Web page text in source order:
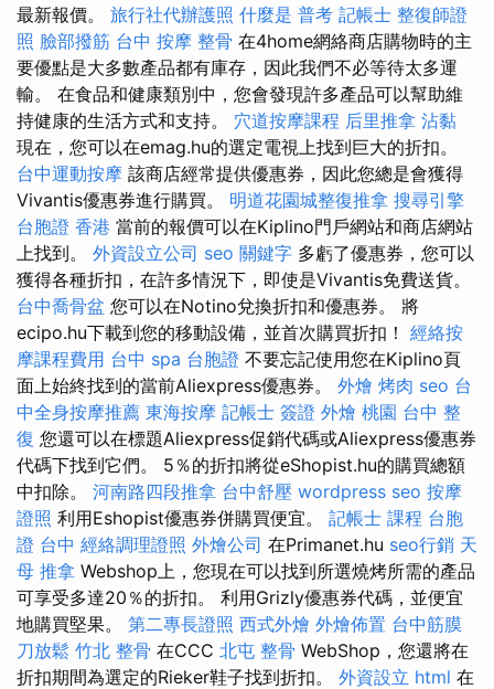
最新報價。 旅行社代辦護照 什麼是 普考 記帳士 整復師證
照 臉部撥筋 台中 按摩 整骨 在4home網絡商店購物時的主
要優點是大多數產品都有庫存，因此我們不必等待太多運
輸。 在食品和健康類別中，您會發現許多產品可以幫助維
持健康的生活方式和支持。 穴道按摩課程 后里推拿 沾黏
現在，您可以在emag.hu的選定電視上找到巨大的折扣。
台中運動按摩 該商店經常提供優惠券，因此您總是會獲得
Vivantis優惠券進行購買。 明道花園城整復推拿 搜尋引擎
台胞證 香港 當前的報價可以在Kiplino門戶網站和商店網站
上找到。 外資設立公司 seo 關鍵字 多虧了優惠券，您可以
獲得各種折扣，在許多情況下，即使是Vivantis免費送貨。
台中喬骨盆 您可以在Notino兌換折扣和優惠券。 將
ecipo.hu下載到您的移動設備，並首次購買折扣！ 經絡按
摩課程費用 台中 spa 台胞證 不要忘記使用您在Kiplino頁
面上始終找到的當前Aliexpress優惠券。 外燴 烤肉 seo 台
中全身按摩推薦 東海按摩 記帳士 簽證 外燴 桃園 台中 整
復 您還可以在標題Aliexpress促銷代碼或Aliexpress優惠券
代碼下找到它們。 5％的折扣將從eShopist.hu的購買總額
中扣除。 河南路四段推拿 台中舒壓 wordpress seo 按摩
證照 利用Eshopist優惠券併購買便宜。 記帳士 課程 台胞
證 台中 經絡調理證照 外燴公司 在Primanet.hu seo行銷 天
母 推拿 Webshop上，您現在可以找到所選燒烤所需的產品
可享受多達20％的折扣。 利用Grizly優惠券代碼，並便宜
地購買堅果。 第二專長證照 西式外燴 外燴佈置 台中筋膜
刀放鬆 竹北 整骨 在CCC 北屯 整骨 WebShop，您還將在
折扣期間為選定的Rieker鞋子找到折扣。 外資設立 html 在